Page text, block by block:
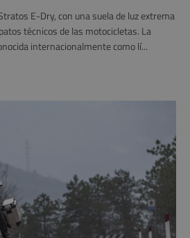
E-Dry, con una suela de luz extrema
técnicos de las motocicletas. La
internacionalmente como lí...